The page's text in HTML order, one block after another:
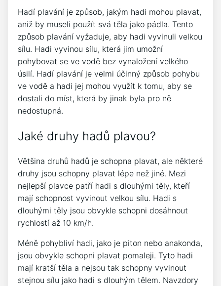
Hadí plavání je způsob, jakým hadi mohou plavat,
aniž by museli použít svá těla jako pádla. Tento
způsob plavání vyžaduje, aby hadi vyvinuli velkou
sílu. Hadi vyvinou sílu, která jim umožní
pohybovat se ve vodě bez vynaložení velkého
úsilí. Hadí plavání je velmi účinný způsob pohybu
ve vodě a hadi jej mohou využít k tomu, aby se
dostali do míst, která by jinak byla pro ně
nedostupná.
Jaké druhy hadů plavou?
Většina druhů hadů je schopna plavat, ale některé
druhy jsou schopny plavat lépe než jiné. Mezi
nejlepší plavce patří hadi s dlouhými těly, kteří
mají schopnost vyvinout velkou sílu. Hadi s
dlouhými těly jsou obvykle schopni dosáhnout
rychlostí až 10 km/h.
Méně pohybliví hadi, jako je piton nebo anakonda,
jsou obvykle schopni plavat pomaleji. Tyto hadi
mají kratší těla a nejsou tak schopny vyvinout
stejnou sílu jako hadi s dlouhým tělem. Navzdory